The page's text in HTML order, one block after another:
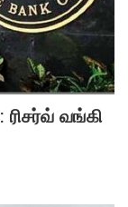
ரிசர்வ் வங்கி